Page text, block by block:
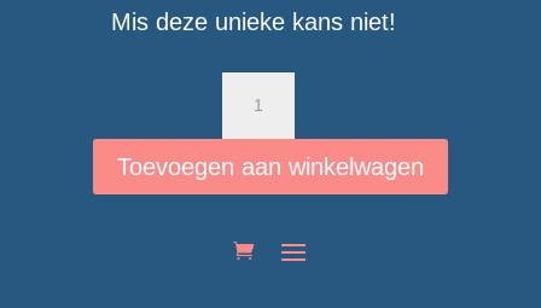
Mis deze unieke kans niet!
book
Strategische
groei
aantal
Toevoegen aan winkelwagen